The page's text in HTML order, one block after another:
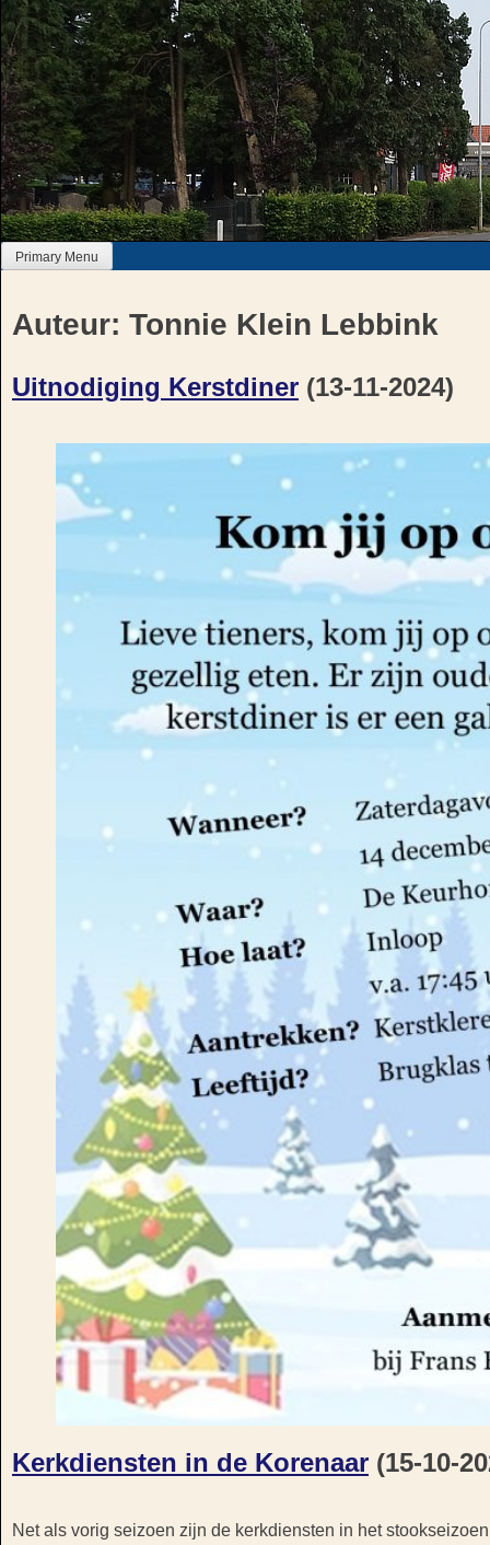
Skip
to
content
Primary Menu
Auteur: Tonnie Klein Lebbink
Uitnodiging Kerstdiner (13-11-2024)
Kerkdiensten in de Korenaar (15-10-
Net als vorig seizoen zijn de kerkdiensten in het